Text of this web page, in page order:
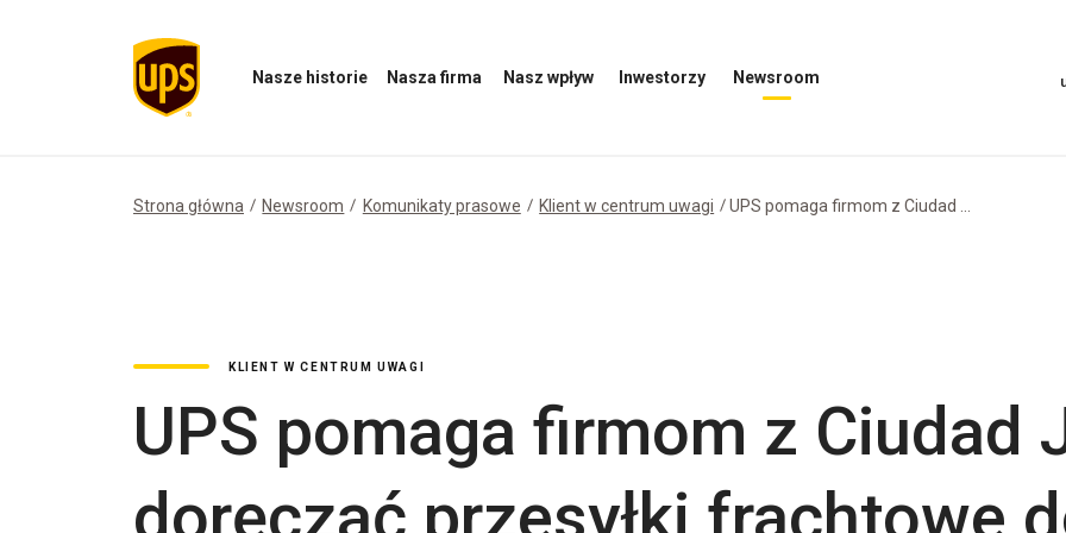
Nasze historie Nasza firma Nasz wpływ Inwestorzy Newsroom
Strona główna Newsroom Komunikaty prasowe Klient w centrum uwagi UPS pomaga firmom z Ciudad ...
KLIENT W CENTRUM UWAGI
UPS pomaga firmom z Ciudad